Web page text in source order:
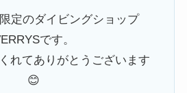
定のダイビングショップ
です。
れてありがとうございます
😊